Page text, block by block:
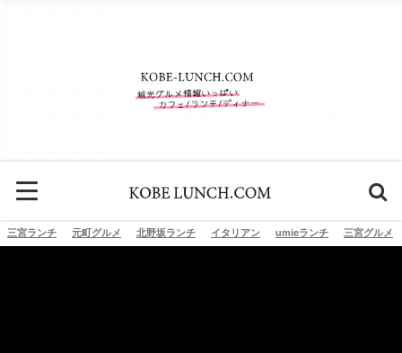
三宮ランチ 元町グルメ 北野坂ランチ イタリアン umieランチ 三宮グルメ